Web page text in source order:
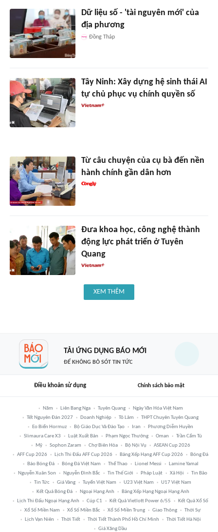
Dữ liệu số - 'tài nguyên mới' của
địa phương
Đồng Tháp
Tây Ninh: Xây dựng hệ sinh thái AI
tự chủ phục vụ chính quyền số
Từ câu chuyện của cụ bà đến nền
hành chính gần dân hơn
Đưa khoa học, công nghệ thành
động lực phát triển ở Tuyên
Quang
XEM THÊM
TẢI ỨNG DỤNG BÁO MỚI
ĐỂ KHÔNG BỎ SÓT TIN TỨC
Điều khoản sử dụng Chính sách bảo mật
Năm Liên Bang Nga Tuyên Quang
Ngày Văn Hóa Việt Nam
Tết Nguyên Đán 2027
Doanh Nghiệp Tô Lâm
THPT Chuyên Tuyên Quang
Eo Biển Hormuz
Bộ Giáo Dục Và Đào Tạo Iran
Phương Diễm Huyền
Slimaura Care X3
Luật Xuất Bản Phạm Ngọc Thưởng Oman
Trần Cẩm Tú
Mỹ
Sophon Zaram Chợ Biên Hòa Bộ Nội Vụ
ASEAN Cup 2026
AFF Cup 2026
Lịch Thi Đấu AFF Cup 2026 Bảng Xếp Hạng AFF Cup 2026
Bóng Đá
Báo Bóng Đá
Bóng Đá Việt Nam Thể Thao Lionel Messi
Lamine Yamal
Nguyễn Xuân Son
Nguyễn Đình Bắc Tin Thế Giới Pháp Luật Xã Hội
Tin Bão
Tin Tức
Giá Vàng Tuyển Việt Nam U23 Việt Nam
U17 Việt Nam
Kết Quả Bóng Đá
Ngoại Hạng Anh
Bảng Xếp Hạng Ngoại Hạng Anh
Lịch Thi Đấu Ngoại Hạng Anh
Cúp C1 Kết Quả Vietlott Power 6/55
Kết Quả Xổ Số
Xổ Số Miền Nam
Xổ Số Miền Bắc Xổ Số Miền Trung Giao Thông
Thời Sự
Lịch Vạn Niên
Thời Tiết Thời Tiết Thành Phố Hồ Chí Minh
Thời Tiết Hà Nội
Giá Xăng Dầu